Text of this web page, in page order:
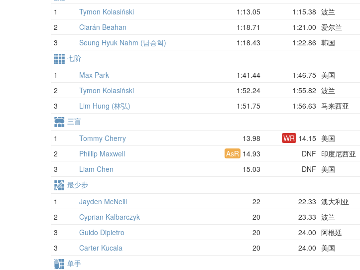
1
Tymon Kolasiński 1:13.05 1:15.38 波兰
2 Ciarán Beahan 1:18.71 1:21.00 爱尔兰
3 Seung Hyuk Nahm (남승혁) 1:18.43 1:22.86 韩国
七阶
1
Max Park 1:41.44 1:46.75 美国
2 Tymon Kolasiński 1:52.24 1:55.82 波兰
3 Lim Hung (林弘) 1:51.75 1:56.63 马来西亚
三盲
1
Tommy Cherry 13.98 WR 14.15 美国
2 Phillip Maxwell AsR 14.93 DNF 印度尼西亚
3 Liam Chen 15.03 DNF 美国
最少步
1
Jayden McNeill 22 22.33 澳大利亚
2 Cyprian Kalbarczyk 20 23.33 波兰
3 Guido Dipietro 20 24.00 阿根廷
3 Carter Kucala 20 24.00 美国
单手